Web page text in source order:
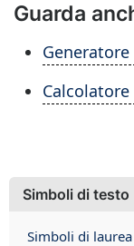
Guarda
Simboli di testo
Simboli di laurea